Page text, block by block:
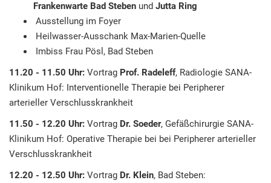
Frankenwarte Bad Steben und Jutta Ring
Ausstellung im Foyer
Heilwasser-Ausschank Max-Marien-Quelle
Imbiss Frau Pösl, Bad Steben
11.20 - 11.50 Uhr: Vortrag Prof. Radeleff, Radiologie SANA-
Klinikum Hof: Interventionelle Therapie bei Peripherer
arterieller Verschlusskrankheit
11.50 - 12.20 Uhr: Vortrag Dr. Soeder, Gefäßchirurgie SANA-
Klinikum Hof: Operative Therapie bei bei Peripherer arterieller
Verschlusskrankheit
12.20 - 12.50 Uhr: Vortrag Dr. Klein, Bad Steben: